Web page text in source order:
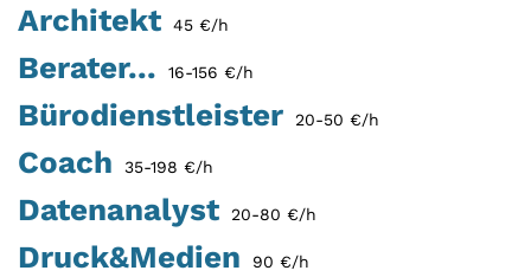
Architekt 45 €/h
Berater... 16-156 €/h
Bürodienstleister 20-50 €/h
Coach 35-198 €/h
Datenanalyst 20-80 €/h
Druck&Medien 90 €/h